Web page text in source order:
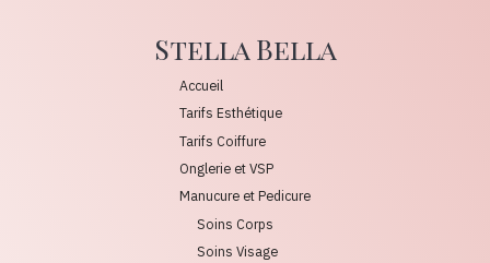
Stella Bella
Accueil
Tarifs Esthétique
Tarifs Coiffure
Onglerie et VSP
Manucure et Pedicure
Soins Corps
Soins Visage